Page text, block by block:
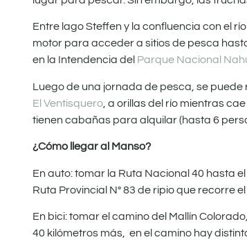
Entre lago Steffen y la confluencia con el
motor para acceder a sitios de pesca
en la Intendencia del Parque Nacional
Luego de una jornada de pesca, se
El Ventisquero , a orillas del río mientras
tienen cabañas para alquilar (hasta 6
¿Cómo llegar al Manso?
En auto: tomar la Ruta Nacional 40 hasta
Ruta Provincial N° 83 de ripio que recorre
En bici: tomar el camino del Mallín
40 kilómetros más, en el camino hay